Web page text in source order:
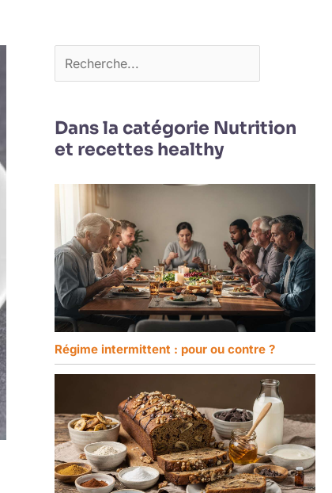
Dans la catégorie Nutrition
et recettes healthy
Régime intermittent : pour ou contre ?